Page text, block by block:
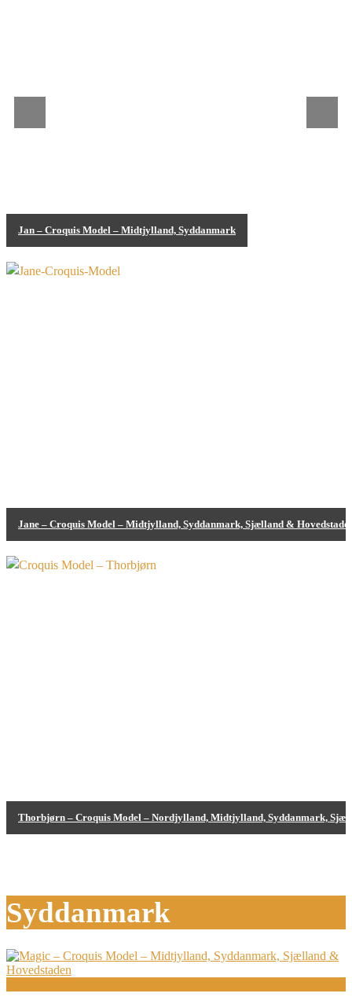
Croquis Model
Jan – Croquis Model – Midtjylland, Syddanmark
Bodypainting
Jane – Croquis Model – Midtjylland, Syddanmark, Sjælland &
Thorbjørn – Croquis Model – Nordjylland, Midtjylland, Syddanmark,
Syddanmark